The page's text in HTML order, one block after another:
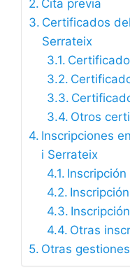
Cita previa
Certificados
Serrateix
Otros
Inscripciones
i Serrateix
Otras
Otras